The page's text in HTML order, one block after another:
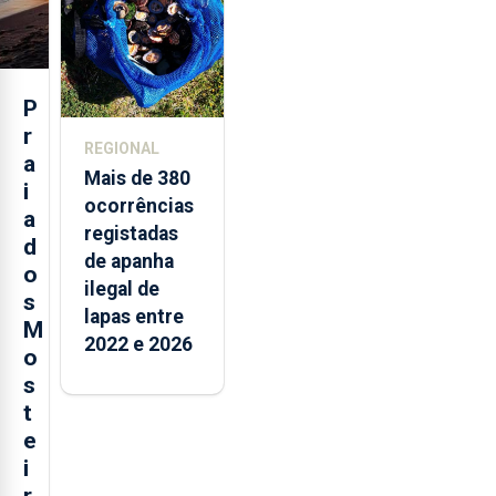
P
r
a
i
a
d
o
s
M
o
s
t
e
i
REGIONAL
Mais de 380
ocorrências
registadas
de apanha
ilegal de
lapas entre
2022 e 2026